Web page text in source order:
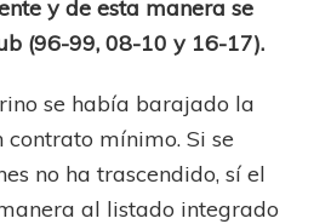
y de esta manera se
(96-99, 08-10 y 16-17).
se había barajado la
mínimo. Si se
no ha trascendido, sí el
al listado integrado